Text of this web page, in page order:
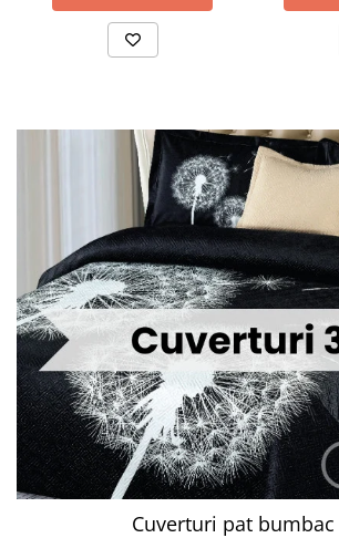
Cuverturi pat bumbac